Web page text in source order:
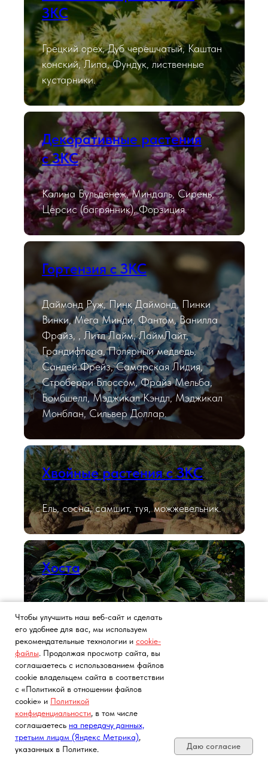
ЗКС
Грецкий орех, Дуб черешчатый, Каштан
конский, Липа, Фундук, лиственные
кустарники.
Декоративные растения
с ЗКС
Калина Бульденеж, Миндаль, Сирень,
Церсис (багрянник), Форзиция.
Гортензия с ЗКС
Даймонд Руж, Пинк Даймонд, Пинки
Винки, Мега Минди, Фантом, Ванилла
Фрайз, , Литл Лайм, ЛаймЛайт,
Грандифлора, Полярный медведь,
Сандей Фрейз, Самарская Лидия,
Строберри Блоссом, Фрайз Мельба,
Бомбшелл, Мэджикал Кэндл, Мэджикал
Монблан, Сильвер Доллар.
Хвойные растения с ЗКС
Ель, сосна, самшит, туя, можжевельник.
Хоста
Саженцы в контейнерах.
Лаванда
Саженцы в контейнерах.
Розы с ЗКС
Чтобы улучшить наш веб-сайт и сделать
его удобнее для вас, мы используем
рекомендательные технологии и cookie-
файлы. Продолжая просмотр сайта, вы
соглашаетесь с использованием файлов
cookie владельцем сайта в соответствии
с «Политикой в отношении файлов
cookie» и Политикой
конфиденциальности, в том числе
соглашаетесь на передачу данных,
третьим лицам (Яндекс Метрика),
указанных в Политике.
Даю согласие